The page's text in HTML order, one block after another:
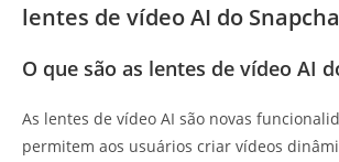
lentes de vídeo AI do
O que são as lentes de vídeo AI
As lentes de vídeo AI são novas
permitem aos usuários criar vídeos